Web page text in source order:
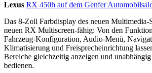
Lexus RX 450h auf dem Genfer
Das 8-Zoll Farbdisplay des neuen Multimedia-
neuen RX Multiscreen-fähig: Von den
Fahrzeug-Konfiguration, Audio-Menü,
Klimatisierung und Freisprecheinrichtung
Bereiche gleichzeitig anzeigen und
bedienen.